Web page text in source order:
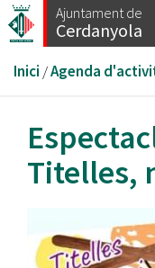
Vés
al
Ajuntament de
Cerdanyola
Esteu
aquí
Inici /Agenda
Titelles,